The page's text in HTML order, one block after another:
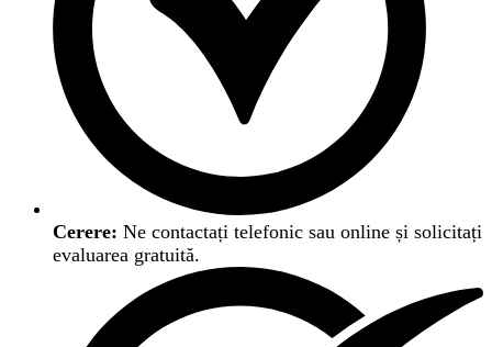
Cerere: Ne contactați telefonic sau online și solicitați
evaluarea gratuită.